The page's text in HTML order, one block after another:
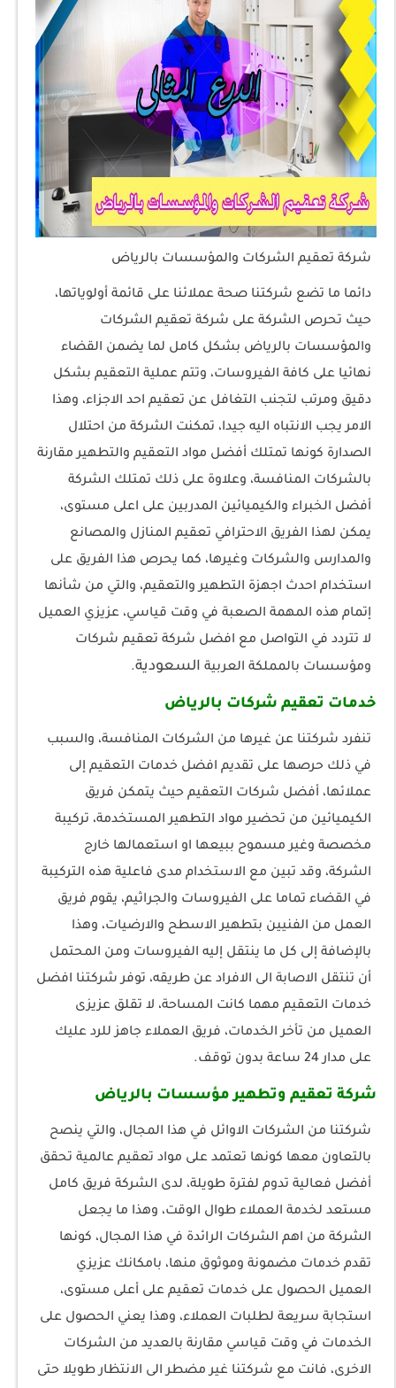
شركة تعقيم الشركات والمؤسسات بالرياض
دائما ما تضع شركتنا صحة عملائنا على قائمة أولوياتها،
حيث تحرص الشركة على شركة تعقيم الشركات
والمؤسسات بالرياض بشكل كامل لما يضمن القضاء
نهائيا على كافة الفيروسات، وتتم عملية التعقيم بشكل
دقيق ومرتب لتجنب التغافل عن تعقيم احد الاجزاء، وهذا
الامر يجب الانتباه اليه جيدا، تمكنت الشركة من احتلال
الصدارة كونها تمتلك أفضل مواد التعقيم والتطهير مقارنة
بالشركات المنافسة، وعلاوة على ذلك تمتلك الشركة
أفضل الخبراء والكيميائين المدربين على اعلى مستوى،
يمكن لهذا الفريق الاحترافي تعقيم المنازل والمصانع
والمدارس والشركات وغيرها، كما يحرص هذا الفريق على
استخدام احدث اجهزة التطهير والتعقيم، والتي من شأنها
إتمام هذه المهمة الصعبة في وقت قياسي، عزيزي العميل
لا تتردد في التواصل مع افضل شركة تعقيم شركات
ومؤسسات بالمملكة العربية السعودية.
خدمات تعقيم شركات بالرياض
تنفرد شركتنا عن غيرها من الشركات المنافسة، والسبب
في ذلك حرصها على تقديم افضل خدمات التعقيم إلى
عملائها، أفضل شركات التعقيم حيث يتمكن فريق
الكيميائين من تحضير مواد التطهير المستخدمة، تركيبة
مخصصة وغير مسموح ببيعها او استعمالها خارج
الشركة، وقد تبين مع الاستخدام مدى فاعلية هذه التركيبة
في القضاء تماما على الفيروسات والجراثيم، يقوم فريق
العمل من الفنيين بتطهير الاسطح والارضيات، وهذا
بالإضافة إلى كل ما ينتقل إليه الفيروسات ومن المحتمل
أن تنتقل الاصابة الى الافراد عن طريقه، توفر شركتنا افضل
خدمات التعقيم مهما كانت المساحة، لا تقلق عزيزى
العميل من تأخر الخدمات، فريق العملاء جاهز للرد عليك
على مدار 24 ساعة بدون توقف.
شركة تعقيم وتطهير مؤسسات بالرياض
شركتنا من الشركات الاوائل في هذا المجال، والتي ينصح
بالتعاون معها كونها تعتمد على مواد تعقيم عالمية تحقق
أفضل فعالية تدوم لفترة طويلة، لدى الشركة فريق كامل
مستعد لخدمة العملاء طوال الوقت، وهذا ما يجعل
الشركة من اهم الشركات الرائدة في هذا المجال، كونها
تقدم خدمات مضمونة وموثوق منها، بامكانك عزيزي
العميل الحصول على خدمات تعقيم على أعلى مستوى،
استجابة سريعة لطلبات العملاء، وهذا يعني الحصول على
الخدمات في وقت قياسي مقارنة بالعديد من الشركات
الاخرى، فانت مع شركتنا غير مضطر الى الانتظار طويلا حتى